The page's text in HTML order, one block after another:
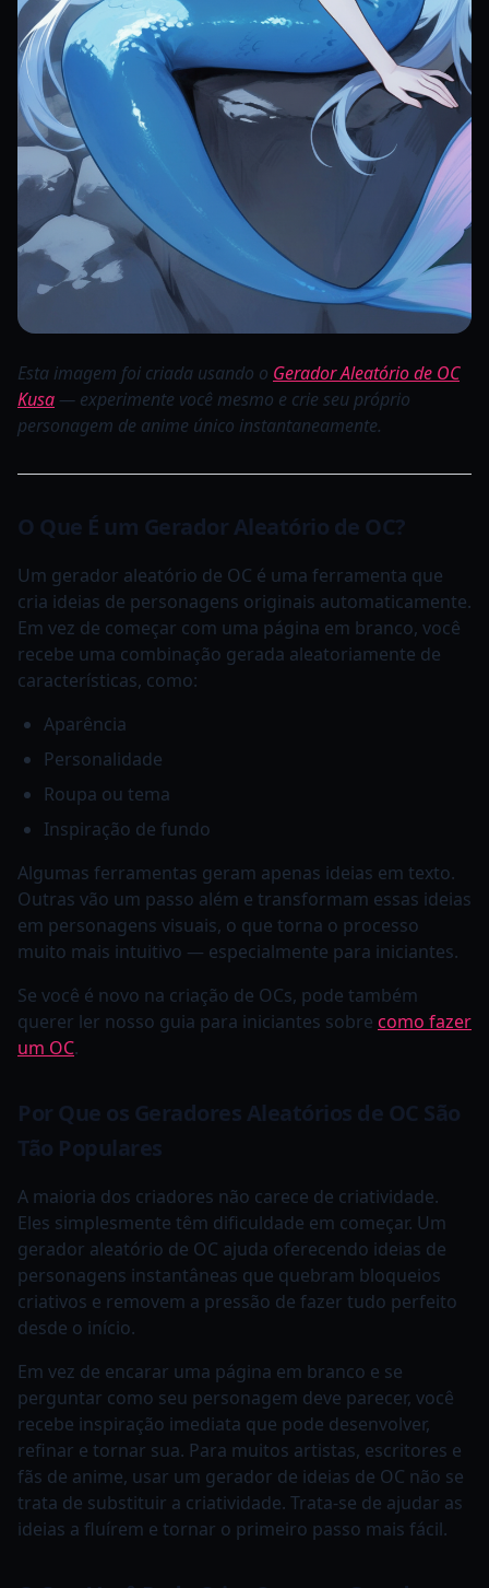
Esta imagem foi criada usando o Gerador Aleatório de OC
Kusa — experimente você mesmo e crie seu próprio
personagem de anime único instantaneamente.
O Que É um Gerador Aleatório de OC?
Um gerador aleatório de OC é uma ferramenta que
cria ideias de personagens originais automaticamente.
Em vez de começar com uma página em branco, você
recebe uma combinação gerada aleatoriamente de
características, como:
Aparência
Personalidade
Roupa ou tema
Inspiração de fundo
Algumas ferramentas geram apenas ideias em texto.
Outras vão um passo além e transformam essas ideias
em personagens visuais, o que torna o processo
muito mais intuitivo — especialmente para iniciantes.
Se você é novo na criação de OCs, pode também
querer ler nosso guia para iniciantes sobre como fazer
um OC.
Por Que os Geradores Aleatórios de OC São
Tão Populares
A maioria dos criadores não carece de criatividade.
Eles simplesmente têm dificuldade em começar. Um
gerador aleatório de OC ajuda oferecendo ideias de
personagens instantâneas que quebram bloqueios
criativos e removem a pressão de fazer tudo perfeito
desde o início.
Em vez de encarar uma página em branco e se
perguntar como seu personagem deve parecer, você
recebe inspiração imediata que pode desenvolver,
refinar e tornar sua. Para muitos artistas, escritores e
fãs de anime, usar um gerador de ideias de OC não se
trata de substituir a criatividade. Trata-se de ajudar as
ideias a fluírem e tornar o primeiro passo mais fácil.